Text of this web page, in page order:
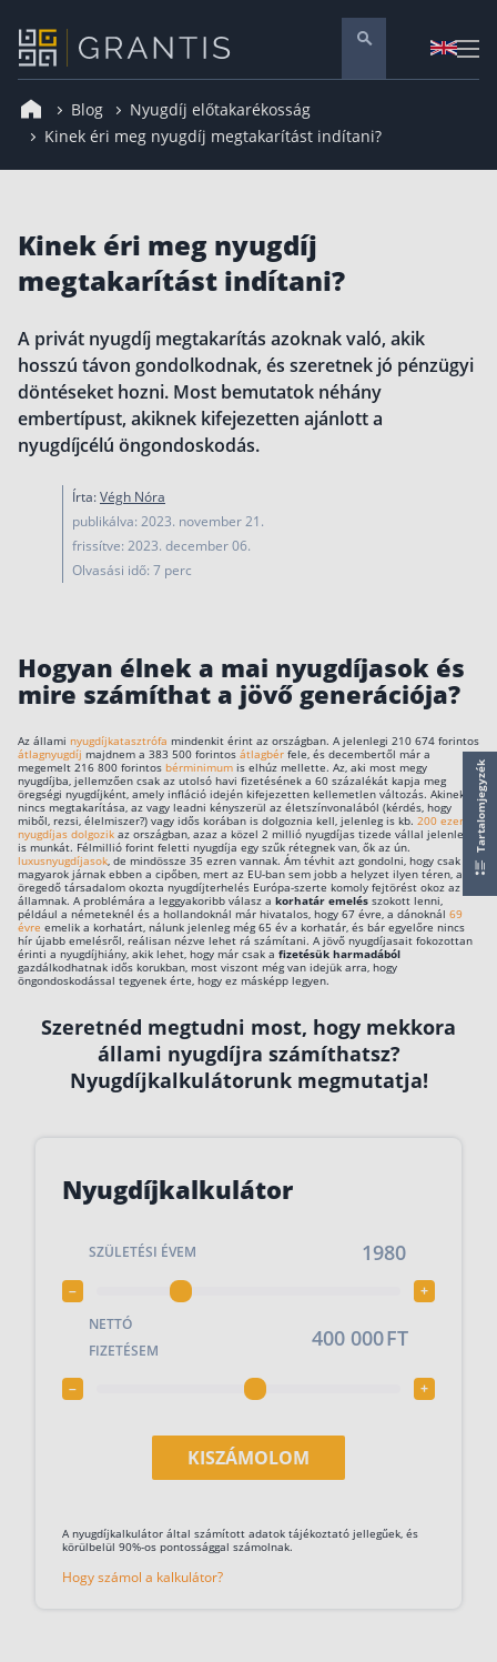
Pénzügyi tanácsadás
Önkéntes nyugdíjpénztár
Melyiket válaszd? Nyugdíjbiztosítás, NYESZ vagy
Nyugdíj tanácsadás 🪙
Nyugdíj megtakarítás – Így válassz
Magánnyugdíjpénztár összefoglaló
Nyugdíjbiztosítás vagy NYESZ? Melyik a jobb?
Melyik a legolcsóbb nyugdíjbiztosítás?
Önkéntes nyugdíjpénztár vagy
Nyugdíjbiztosítás adókedvezmény és adójóváírás
KATA Nyugdíj: így használd ki az
Nyugdíjbiztosítás kalkulátor
Nyugdíjbiztosítás hozamok
Nyugdíjbiztosítás költségek
Életbiztosítások
Csoportos életbiztosítás
Kockázati életbiztosítás 🛡
Vegyes életbiztosítás
Egészségbiztosítás
Betegbiztosítás
Egészségpénztár – Spórolj évi akár 150 ezer
Egészségbiztosítás kalkulátor
Állampapír
Blog
Nyugdíj előtakarékosság
Kinek éri meg nyugdíj megtakarítást indítani?
Kinek éri meg nyugdíj
megtakarítást indítani?
A privát nyugdíj megtakarítás azoknak való, akik
hosszú távon gondolkodnak, és szeretnek jó pénzügyi
döntéseket hozni. Most bemutatok néhány
embertípust, akiknek kifejezetten ajánlott a
nyugdíjcélú öngondoskodás.
Írta:Végh Nóra
publikálva: 2023. november 21.
frissítve: 2023. december 06.
Olvasási idő: 7 perc
Hogyan élnek a mai nyugdíjasok és
mire számíthat a jövő generációja?
Az állami nyugdíjkatasztrófa mindenkit érint az országban. A jelenlegi 210 674 forintos
átlagnyugdíj majdnem a 383 500 forintos átlagbér fele, és decembertől már a
megemelt 216 800 forintos bérminimum is elhúz mellette. Az, aki most megy
nyugdíjba, jellemzően csak az utolsó havi fizetésének a 60 százalékát kapja meg
öregségi nyugdíjként, amely infláció idején kifejezetten kellemetlen változás. Akinek
nincs megtakarítása, az vagy leadni kényszerül az életszínvonalából (kérdés, hogy
miből, rezsi, élelmiszer?) vagy idős korában is dolgoznia kell, jelenleg is kb. 200 ezer
nyugdíjas dolgozik az országban, azaz a közel 2 millió nyugdíjas tizede vállal jelenleg
is munkát. Félmillió forint feletti nyugdíja egy szűk rétegnek van, ők az ún.
luxusnyugdíjasok, de mindössze 35 ezren vannak. Ám tévhit azt gondolni, hogy csak a
magyarok járnak ebben a cipőben, mert az EU-ban sem jobb a helyzet ilyen téren, az
öregedő társadalom okozta nyugdíjterhelés Európa-szerte komoly fejtörést okoz az
államnak. A problémára a leggyakoribb válasz a korhatár emelés szokott lenni,
például a németeknél és a hollandoknál már hivatalos, hogy 67 évre, a dánoknál 69
évre emelik a korhatárt, nálunk jelenleg még 65 év a korhatár, és bár egyelőre nincs
hír újabb emelésről, reálisan nézve lehet rá számítani. A jövő nyugdíjasait fokozottan
érinti a nyugdíjhiány, akik lehet, hogy már csak a fizetésük harmadából
gazdálkodhatnak idős korukban, most viszont még van idejük arra, hogy
öngondoskodással tegyenek érte, hogy ez másképp legyen.
Szeretnéd megtudni most, hogy mekkora
állami nyugdíjra számíthatsz?
Nyugdíjkalkulátorunk megmutatja!
Nyugdíjkalkulátor
SZÜLETÉSI ÉVEM
– +
NETTÓ
FIZETÉSEM
FT
– +
KISZÁMOLOM
A nyugdíjkalkulátor által számított adatok tájékoztató jellegűek, és
körülbelül 90%-os pontossággal számolnak.
Hogy számol a kalkulátor?
Tartalomjegyzék